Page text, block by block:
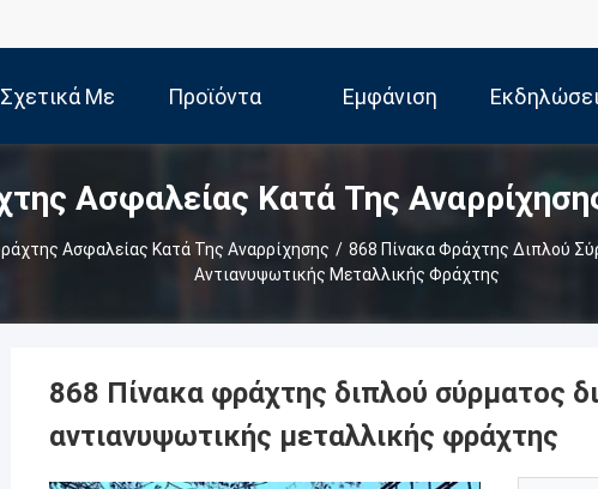
Σχετικά Με
Εμάς
Προϊόντα Εμφάνιση
VR
Ασφαλείας Κατά Της
Ασφαλείας Κατά Της Αναρρίχησης / 868 Πίνακα Φράχτης Διπλού
Αντιανυψωτικής Μεταλλικής Φράχτης
868 Πίνακα φράχτης διπλού σύρματος
αντιανυψωτικής μεταλλικής φράχτης